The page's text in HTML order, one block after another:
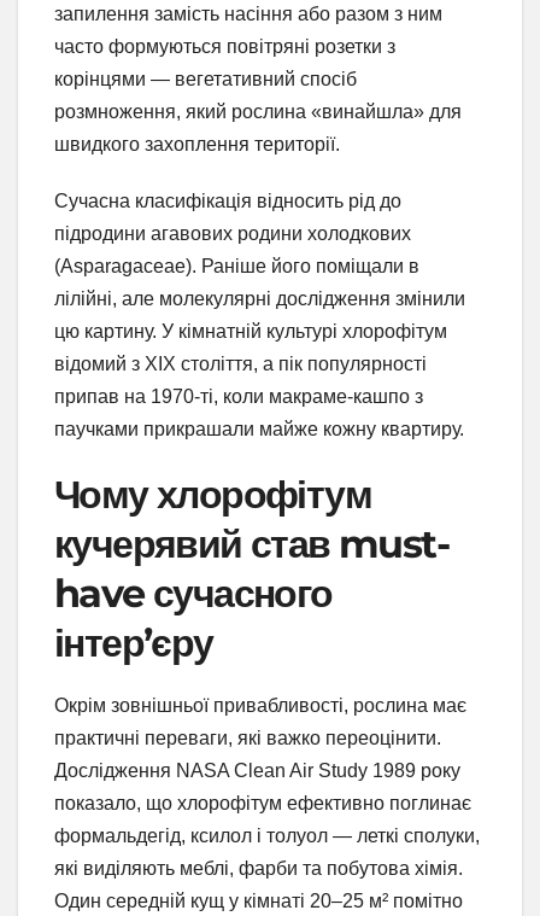
запилення замість насіння або разом з ним
часто формуються повітряні розетки з
корінцями — вегетативний спосіб
розмноження, який рослина «винайшла» для
швидкого захоплення території.
Сучасна класифікація відносить рід до
підродини агавових родини холодкових
(Asparagaceae). Раніше його поміщали в
лілійні, але молекулярні дослідження змінили
цю картину. У кімнатній культурі хлорофітум
відомий з XIX століття, а пік популярності
припав на 1970-ті, коли макраме-кашпо з
паучками прикрашали майже кожну квартиру.
Чому хлорофітум
кучерявий став must-
have сучасного
інтер’єру
Окрім зовнішньої привабливості, рослина має
практичні переваги, які важко переоцінити.
Дослідження NASA Clean Air Study 1989 року
показало, що хлорофітум ефективно поглинає
формальдегід, ксилол і толуол — леткі сполуки,
які виділяють меблі, фарби та побутова хімія.
Один середній кущ у кімнаті 20–25 м² помітно